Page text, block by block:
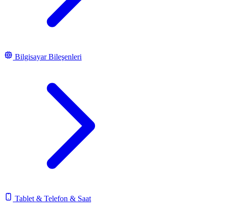
Bilgisayar Bileşenleri
Tablet & Telefon & Saat